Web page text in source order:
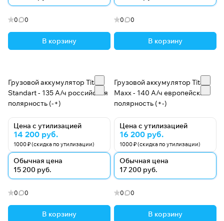
0 0
В корзину
0 0
В корзину
Грузовой аккумулятор Titan
Standart - 135 А/ч российская
полярность (-+)
Цена с утилизацией
14 200 руб.
1000 ₽ (скидка по утилизации)
Обычная цена
15 200 руб.
0 0
В корзину
Грузовой аккумулятор Titan
Maxx - 140 А/ч европейская
полярность (+-)
Цена с утилизацией
16 200 руб.
1000 ₽ (скидка по утилизации)
Обычная цена
17 200 руб.
0 0
В корзину